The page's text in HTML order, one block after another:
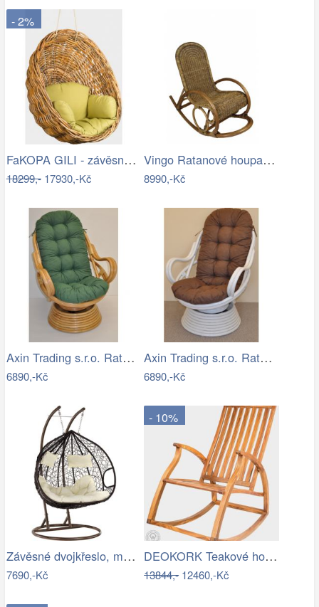
- 2%
FaKOPA GILI - závěsné křeslo Valentina…
18299,-17930,-Kč
Vingo Ratanové houpací křeslo - hnědé
8990,-Kč
Axin Trading s.r.o. Ratanové houpací…
6890,-Kč
Axin Trading s.r.o. Ratanové houpací…
6890,-Kč
Závěsné dvojkřeslo, měděná/hnědá…
7690,-Kč
- 10%
DEOKORK Teakové houpací křeslo STEFANO
13844,-12460,-Kč